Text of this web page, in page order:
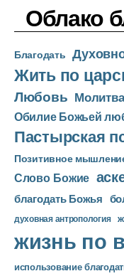
о
п
л
е
е
р
Облако
Благодать
Жить по
Любовь
Обилие Божьей
Пастырская
Позитивное
Слово Божие
благодать Божья
духовная антропология
жизнь по
использование